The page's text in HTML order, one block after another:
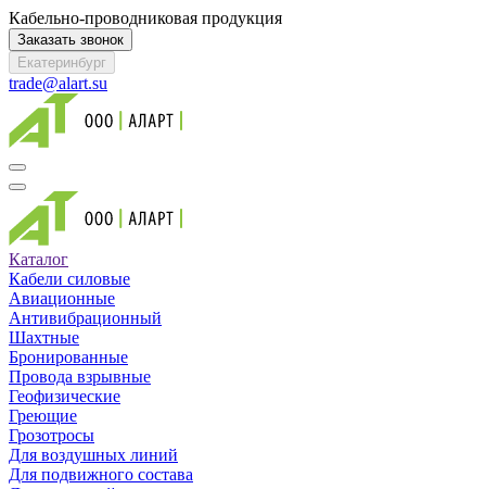
Кабельно-проводниковая продукция
Заказать звонок
Екатеринбург
trade@alart.su
Каталог
Кабели силовые
Авиационные
Антивибрационный
Шахтные
Бронированные
Провода взрывные
Геофизические
Греющие
Грозотросы
Для воздушных линий
Для подвижного состава